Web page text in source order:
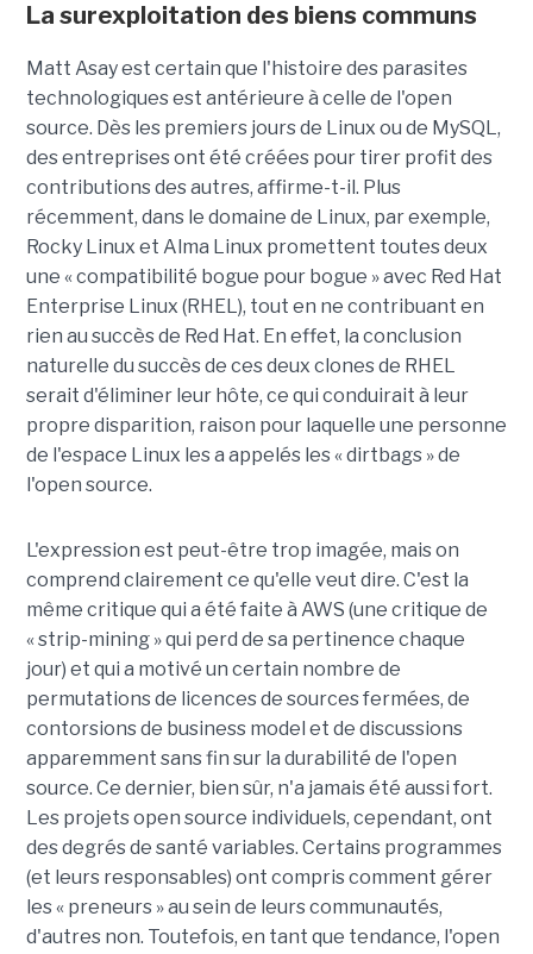
La surexploitation des biens communs
Matt Asay est certain que l'histoire des parasites
technologiques est antérieure à celle de l'open
source. Dès les premiers jours de Linux ou de MySQL,
des entreprises ont été créées pour tirer profit des
contributions des autres, affirme-t-il. Plus
récemment, dans le domaine de Linux, par exemple,
Rocky Linux et Alma Linux promettent toutes deux
une « compatibilité bogue pour bogue » avec Red Hat
Enterprise Linux (RHEL), tout en ne contribuant en
rien au succès de Red Hat. En effet, la conclusion
naturelle du succès de ces deux clones de RHEL
serait d'éliminer leur hôte, ce qui conduirait à leur
propre disparition, raison pour laquelle une personne
de l'espace Linux les a appelés les « dirtbags » de
l'open source.
L'expression est peut-être trop imagée, mais on
comprend clairement ce qu'elle veut dire. C'est la
même critique qui a été faite à AWS (une critique de
« strip-mining » qui perd de sa pertinence chaque
jour) et qui a motivé un certain nombre de
permutations de licences de sources fermées, de
contorsions de business model et de discussions
apparemment sans fin sur la durabilité de l'open
source. Ce dernier, bien sûr, n'a jamais été aussi fort.
Les projets open source individuels, cependant, ont
des degrés de santé variables. Certains programmes
(et leurs responsables) ont compris comment gérer
les « preneurs » au sein de leurs communautés,
d'autres non. Toutefois, en tant que tendance, l'open